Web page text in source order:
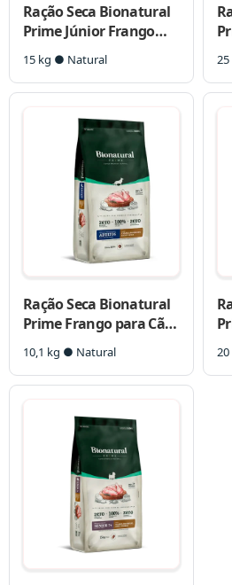
Ração Seca Bionatural
Prime Júnior Frango
para Cães Filhotes
Porte Médio e Grande
15 kg ● Natural
Ração Seca Bionatural
Prime Frango para Cães
Porte Médio e Grande
10,1 kg ● Natural